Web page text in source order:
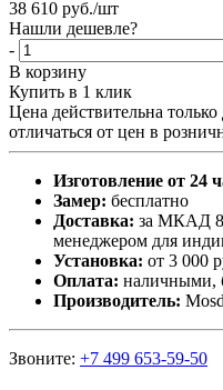
38 610 руб./шт
Нашли дешевле?
-
В корзину
Купить в 1 клик
Цена действительна
отличаться от цен в
Изготовление от 24
Замер: бесплатно
Доставка: за МКАД
менеджером для
Установка: от 3 000
Оплата: наличными,
Производитель:
Звоните: +7 499 653-59-50